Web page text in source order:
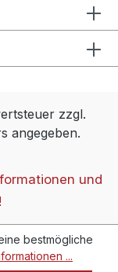
zzgl.
angegeben.
und
bestmögliche
...